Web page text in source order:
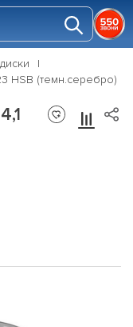
HSB (темн.серебро)